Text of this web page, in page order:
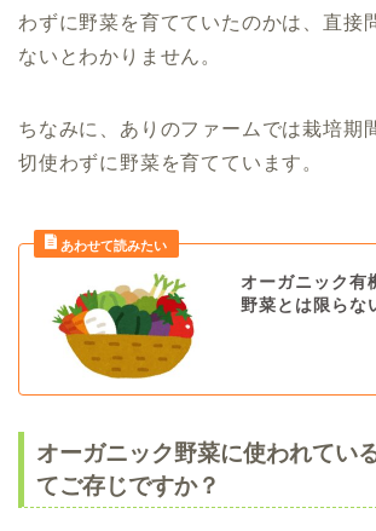
わずに野菜を育てていたのかは、直接
ないとわかりません。
ちなみに、ありのファームでは栽培期
切使わずに野菜を育てています。
オーガニック有
野菜とは限らな
オーガニック野菜に使われてい
てご存じですか？